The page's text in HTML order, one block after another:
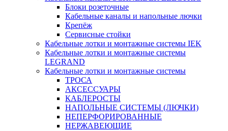
Блоки розеточные
Кабельные каналы и напольные лючки
Крепёж
Сервисные стойки
Кабельные лотки и монтажные системы IEK
Кабельные лотки и монтажные системы
LEGRAND
Кабельные лотки и монтажные системы
ТРОСА
АКСЕССУАРЫ
КАБЛЕРОСТЫ
НАПОЛЬНЫЕ СИСТЕМЫ (ЛЮЧКИ)
НЕПЕРФОРИРОВАННЫЕ
НЕРЖАВЕЮЩИЕ